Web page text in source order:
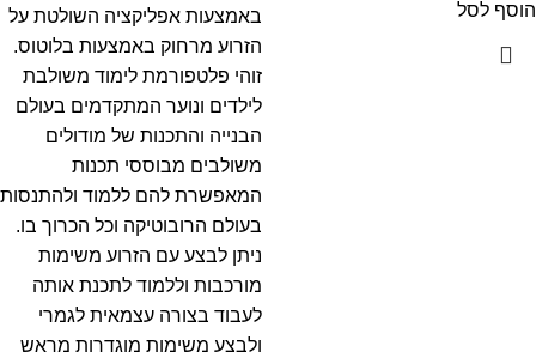
הוסף לסל
באמצעות אפליקציה השולטת על
הזרוע מרחוק באמצעות בלוטוס.
זוהי פלטפורמת לימוד משולבת
לילדים ונוער המתקדמים בעולם
הבנייה והתכנות של מודולים
משולבים מבוססי תכנות
המאפשרת להם ללמוד ולהתנסות
בעולם הרובוטיקה וכל הכרוך בו.
ניתן לבצע עם הזרוע משימות
מורכבות וללמוד לתכנת אותה
לעבוד בצורה עצמאית לגמרי
ולבצע משימות מוגדרות מראש